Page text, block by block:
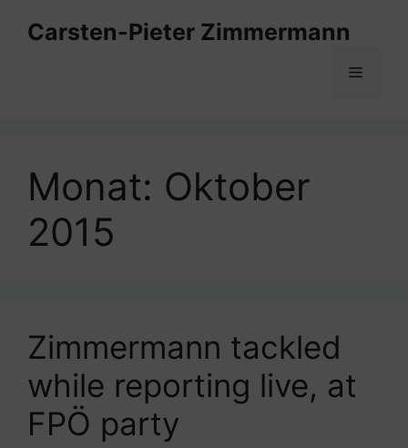
InhaltCarsten-Pieter Zimmermann
Menü
Monat: Oktober
2015
Zimmermann tackled
while reporting live, at
FPÖ party